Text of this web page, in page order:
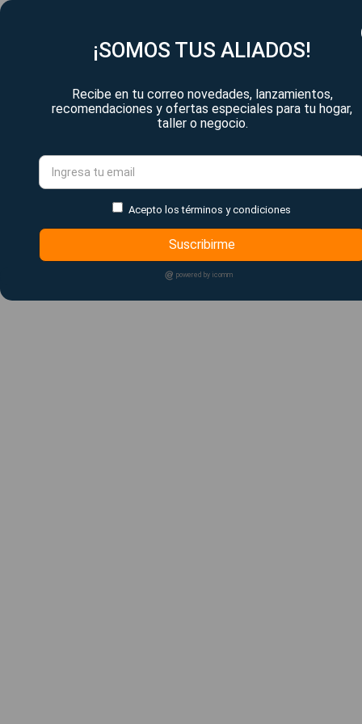
¡SOMOS TUS ALIADOS!
Recibe en tu correo novedades, lanzamientos,
recomendaciones y ofertas especiales para tu hogar,
taller o negocio.
Acepto los términos y condiciones
Suscribirme
powered by icomm